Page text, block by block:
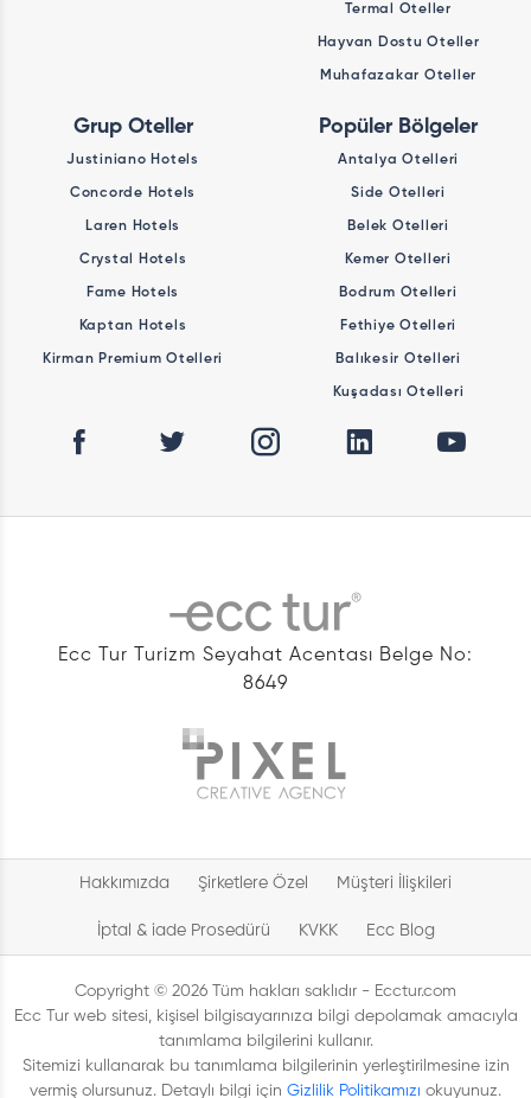
Termal Oteller
Hayvan Dostu Oteller
Muhafazakar Oteller
Grup Oteller
Justiniano Hotels
Concorde Hotels
Laren Hotels
Crystal Hotels
Fame Hotels
Kaptan Hotels
Kirman Premium Otelleri
Popüler Bölgeler
Antalya Otelleri
Side Otelleri
Belek Otelleri
Kemer Otelleri
Bodrum Otelleri
Fethiye Otelleri
Balıkesir Otelleri
Kuşadası Otelleri
Ecc Tur Turizm Seyahat Acentası Belge No:
8649
Hakkımızda Şirketlere Özel Müşteri İlişkileri
İptal & iade Prosedürü KVKK Ecc Blog
Copyright © 2026 Tüm hakları saklıdır - Ecctur.com
Ecc Tur web sitesi, kişisel bilgisayarınıza bilgi depolamak amacıyla
tanımlama bilgilerini kullanır.
Sitemizi kullanarak bu tanımlama bilgilerinin yerleştirilmesine izin
vermiş olursunuz. Detaylı bilgi için Gizlilik Politikamızı okuyunuz.